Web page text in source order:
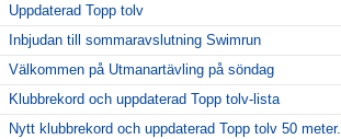
Uppdaterad Topp tolv
Inbjudan till sommaravslutning Swimrun
Välkommen på Utmanartävling på söndag
Klubbrekord och uppdaterad Topp tolv-lista
Nytt klubbrekord och uppdaterad Topp tolv 50 meter.